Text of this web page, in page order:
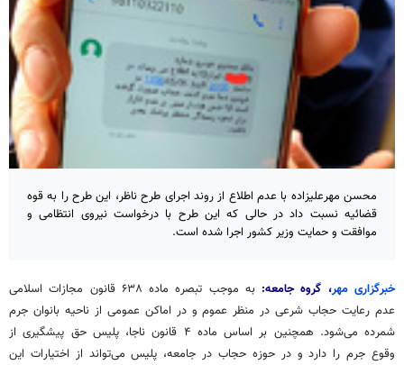
محسن مهرعلیزاده با عدم اطلاع از روند اجرای طرح ناظر، این طرح را به قوه
قضائیه نسبت داد در حالی که این طرح با درخواست نیروی انتظامی و
موافقت و حمایت وزیر کشور اجرا شده است.
خبرگزاری مهر، گروه جامعه:
به موجب تبصره ماده ۶۳۸ قانون مجازات اسلامی
عدم رعایت حجاب شرعی در منظر عموم و در اماکن عمومی از ناحیه بانوان جرم
شمرده می‌شود. همچنین بر اساس ماده ۴ قانون ناجا، پلیس حق پیشگیری از
وقوع جرم را دارد و در حوزه حجاب در جامعه، پلیس می‌تواند از اختیارات این